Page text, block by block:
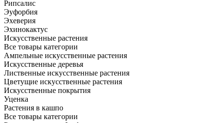
Рипсалис
Эуфорбия
Эхеверия
Эхинокактус
Искусственные растения
Все товары категории
Ампельные искусственные растения
Искусственные деревья
Лиственные искусственные растения
Цветущие искусственные растения
Искусственные покрытия
Уценка
Растения в кашпо
Все товары категории